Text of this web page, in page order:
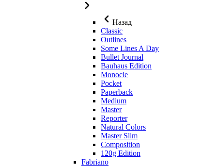
Назад
Classic
Outlines
Some Lines A Day
Bullet Journal
Bauhaus Edition
Monocle
Pocket
Paperback
Medium
Master
Reporter
Natural Colors
Master Slim
Composition
120g Edition
Fabriano